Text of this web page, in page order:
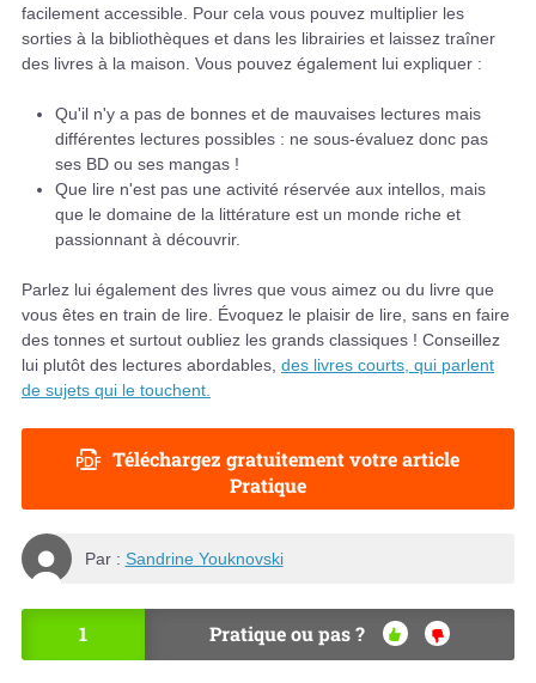
facilement accessible. Pour cela vous pouvez multiplier les
sorties à la bibliothèques et dans les librairies et laissez traîner
des livres à la maison. Vous pouvez également lui expliquer :
Qu'il n'y a pas de bonnes et de mauvaises lectures mais
différentes lectures possibles : ne sous-évaluez donc pas
ses BD ou ses mangas !
Que lire n'est pas une activité réservée aux intellos, mais
que le domaine de la littérature est un monde riche et
passionnant à découvrir.
Parlez lui également des livres que vous aimez ou du livre que
vous êtes en train de lire. Évoquez le plaisir de lire, sans en faire
des tonnes et surtout oubliez les grands classiques ! Conseillez
lui plutôt des lectures abordables, des livres courts, qui parlent
de sujets qui le touchent.
Téléchargez gratuitement votre article
Pratique
Par : Sandrine Youknovski
1 Pratique ou pas ?
OU
NO